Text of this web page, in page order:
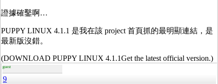
證據確鑿啊…
PUPPY LINUX 4.1.1 是我在該 project 首頁抓的最明顯連結，是
最新版沒錯。
(DOWNLOAD PUPPY LINUX 4.1.1Get the latest official version.)
guest
9